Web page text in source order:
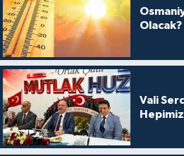
Olacak?
Vali